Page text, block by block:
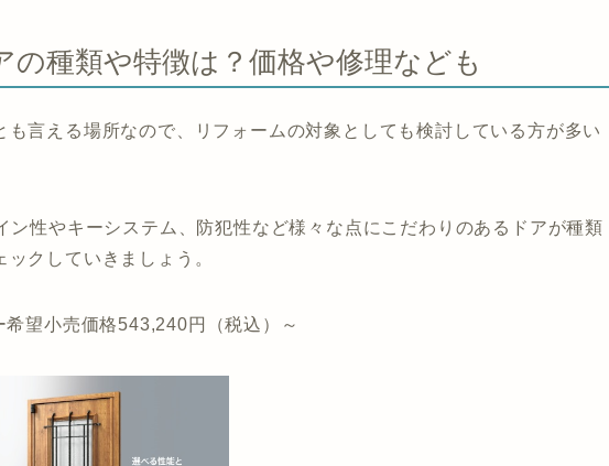
の種類や特徴は？価格や修理なども
も言える場所なので、リフォームの対象としても検討している方が多い
ン性やキーシステム、防犯性など様々な点にこだわりのあるドアが種類
クしていきましょう。
望小売価格543,240円（税込）～